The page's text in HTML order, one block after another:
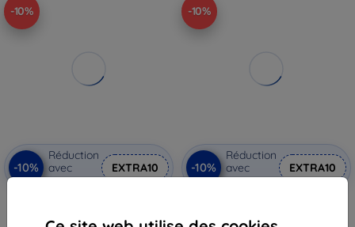
-10%
-10%
Réduction
avec
coupon
EXTRA10
verre FullScreen Sensor-Dot
-10%
-10%
Réduction
avec
coupon
EXTRA10
(5903108201117)